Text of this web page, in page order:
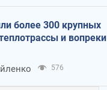
более 300 крупных
и вопреки
576